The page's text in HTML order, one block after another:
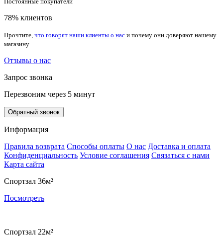
78% клиентов
Прочтите, что говорят наши клиенты о нас и почему они доверяют нашему
магазину
Отзывы о нас
Запрос звонка
Перезвоним через 5 минут
Обратный звонок
Информация
Правила возврата Способы оплаты О нас Доставка и оплата
Конфиденциальность Условие соглашения Связаться с нами
Карта сайта
Спортзал 36м²
Посмотреть
Спортзал 22м²